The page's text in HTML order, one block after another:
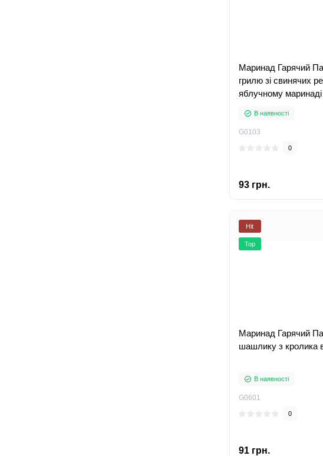
Маринад Гарячий
грилю зі свинячих
яблучному маринаді
В наявності
G0103
0
93 грн.
Hit
Top
Маринад Гарячий
шашлику з кролика
В наявності
G0601
0
91 грн.